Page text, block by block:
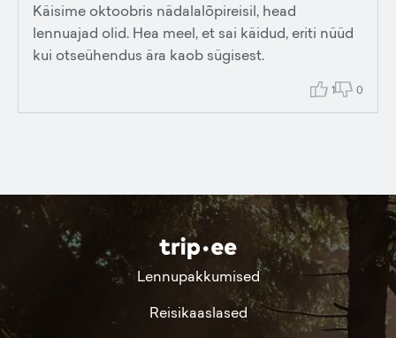
Käisime oktoobris nädalalõpireisil, head
lennuajad olid. Hea meel, et sai käidud, eriti nüüd
kui otseühendus ära kaob sügisest.
1 0
Lennupakkumised
Reisikaaslased